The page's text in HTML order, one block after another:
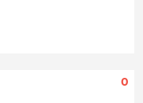
0